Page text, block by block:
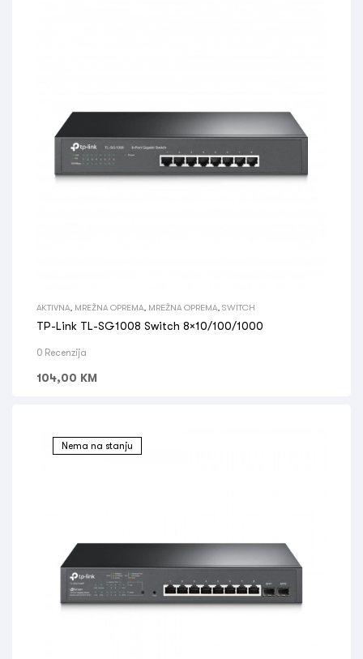
AKTIVNA MREŽNA OPREMA MREŽNA OPREMA SWITCH
TP-Link TL-SG1008 Switch 8×10/100/1000
0 Recenzija
104,00 KM
Nema na stanju